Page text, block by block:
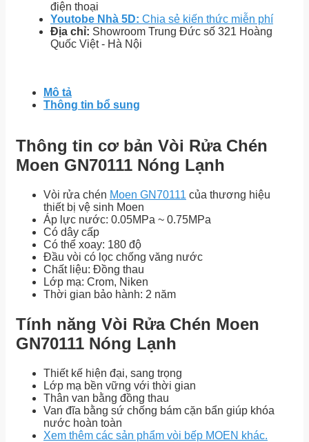
điện thoại
Youtobe Nhà 5D: Chia sẻ kiến thức miễn phí
Địa chỉ: Showroom Trung Đức số 321 Hoàng
Quốc Việt - Hà Nội
Mô tả
Thông tin bổ sung
Thông tin cơ bản Vòi Rửa Chén
Moen GN70111 Nóng Lạnh
Vòi rửa chén Moen GN70111 của thương hiệu
thiết bị vệ sinh Moen
Áp lực nước: 0.05MPa ~ 0.75MPa
Có dây cấp
Có thể xoay: 180 độ
Đầu vòi có lọc chống văng nước
Chất liệu: Đồng thau
Lớp mạ: Crom, Niken
Thời gian bảo hành: 2 năm
Tính năng Vòi Rửa Chén Moen
GN70111 Nóng Lạnh
Thiết kế hiện đại, sang trọng
Lớp mạ bền vững với thời gian
Thân van bằng đồng thau
Van đĩa bằng sứ chống bám cặn bẩn giúp khóa
nước hoàn toàn
Xem thêm các sản phẩm vòi bếp MOEN khác.